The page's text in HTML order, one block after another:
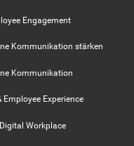
Engagement
Kommunikation stärken
Kommunikation
Employee Experience
Workplace